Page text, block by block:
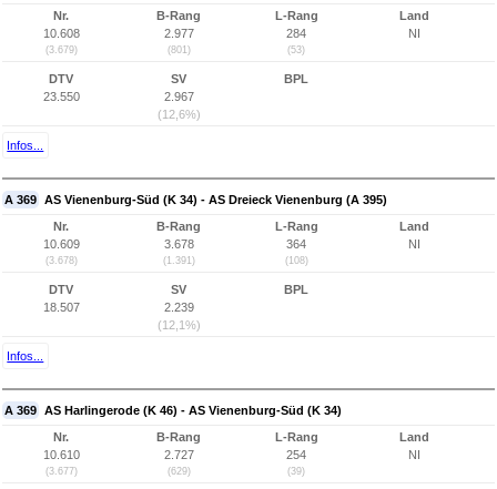
Nr.
10.608
(3.679)
B-Rang
2.977
(801)
L-Rang
284
(53)
Land
NI
DTV
23.550
SV
2.967
(12,6%)
BPL
Infos...
A 369 AS Vienenburg-Süd (K 34) - AS Dreieck Vienenburg (A 395)
Nr.
10.609
(3.678)
B-Rang
3.678
(1.391)
L-Rang
364
(108)
Land
NI
DTV
18.507
SV
2.239
(12,1%)
BPL
Infos...
A 369 AS Harlingerode (K 46) - AS Vienenburg-Süd (K 34)
Nr.
10.610
(3.677)
B-Rang
2.727
(629)
L-Rang
254
(39)
Land
NI